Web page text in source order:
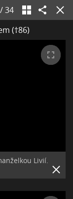
/34
(†86)
Livií.